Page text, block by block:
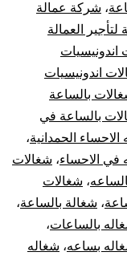
، شركة عمالة
العمالة
اندونيسيات
اندونيسيات
بالساعة
بالساعة في
الحمدانية،
في الاحساء، شغالات
، شغالات
، شغالة بالساعة،
بالساعات،
بساعه، شغاله